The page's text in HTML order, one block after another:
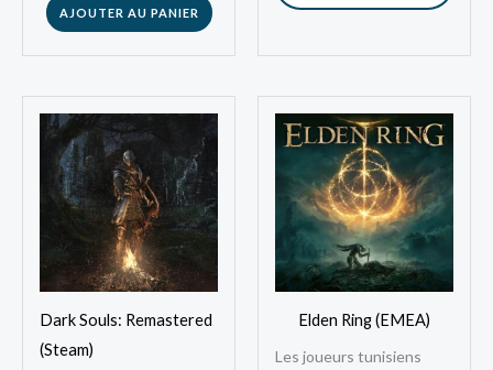
AJOUTER AU PANIER
Dark Souls: Remastered
(Steam)
Elden Ring (EMEA)
Les joueurs tunisiens